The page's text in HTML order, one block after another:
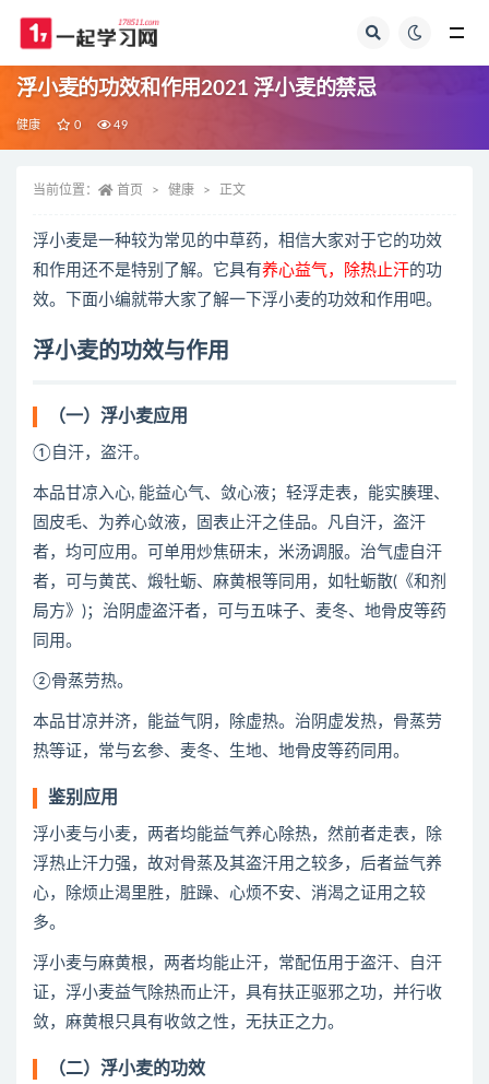
浮小麦的功效和作用2021 浮小麦的禁忌
健康 0 49
当前位置： 首页 健康 正文
浮小麦是一种较为常见的中草药，相信大家对于它的功效
和作用还不是特别了解。它具有养心益气，除热止汗的功
效。下面小编就带大家了解一下浮小麦的功效和作用吧。
浮小麦的功效与作用
（一）浮小麦应用
①自汗，盗汗。
本品甘凉入心, 能益心气、敛心液；轻浮走表，能实腠理、
固皮毛、为养心敛液，固表止汗之佳品。凡自汗，盗汗
者，均可应用。可单用炒焦研末，米汤调服。治气虚自汗
者，可与黄芪、煅牡蛎、麻黄根等同用，如牡蛎散(《和剂
局方》)；治阴虚盗汗者，可与五味子、麦冬、地骨皮等药
同用。
②骨蒸劳热。
本品甘凉并济，能益气阴，除虚热。治阴虚发热，骨蒸劳
热等证，常与玄参、麦冬、生地、地骨皮等药同用。
鉴别应用
浮小麦与小麦，两者均能益气养心除热，然前者走表，除
浮热止汗力强，故对骨蒸及其盗汗用之较多，后者益气养
心，除烦止渴里胜，脏躁、心烦不安、消渴之证用之较
多。
浮小麦与麻黄根，两者均能止汗，常配伍用于盗汗、自汗
证，浮小麦益气除热而止汗，具有扶正驱邪之功，并行收
敛，麻黄根只具有收敛之性，无扶正之力。
（二）浮小麦的功效